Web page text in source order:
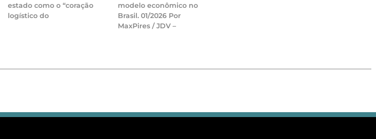
estado como o “coração
logístico do
modelo econômico no
Brasil. 01/2026 Por
MaxPires / JDV –